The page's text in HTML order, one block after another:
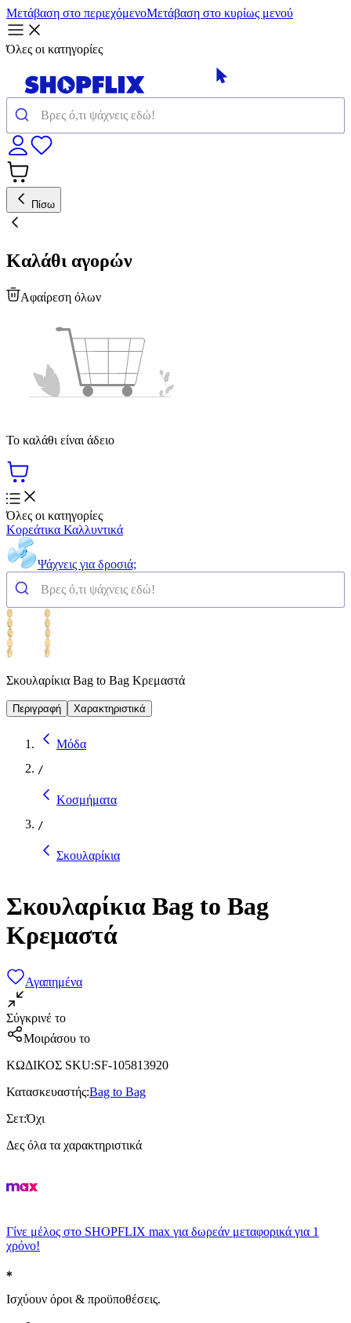
Μετάβαση στο περιεχόμενοΜετάβαση στο κυρίως μενού
Όλες οι κατηγορίες
Πίσω
Καλάθι αγορών
Αφαίρεση όλων
Το καλάθι είναι άδειο
Όλες οι κατηγορίες
Κορεάτικα Καλλυντικά
Ψάχνεις για δροσιά;
Σκουλαρίκια Bag to Bag Κρεμαστά
Περιγραφή Χαρακτηριστικά
Μόδα
/
Κοσμήματα
/
Σκουλαρίκια
Σκουλαρίκια Bag to Bag
Κρεμαστά
Αγαπημένα
Σύγκρινέ το
Μοιράσου το
ΚΩΔΙΚΟΣ SKU:SF-105813920
Κατασκευαστής:Bag to Bag
Σετ:Όχι
Δες όλα τα χαρακτηριστικά
Γίνε μέλος στο SHOPFLIX max για δωρεάν μεταφορικά για 1
χρόνο!
Ισχύουν όροι & προϋποθέσεις.